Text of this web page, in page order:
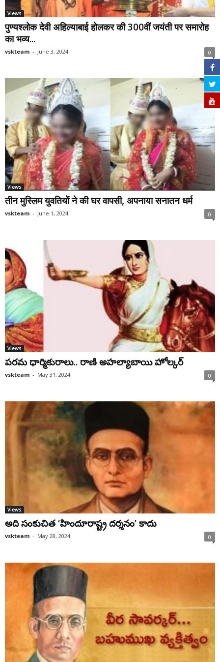
Views
पुण्यश्लोक देवी अहिल्याबाई होलकर की 300वीं जयंती पर समारोह
का भव्य...
vskteam - June 3, 2024 0
Views
तीन मुस्लिम युवतियों ने की घर वापसी, अपनाया सनातन धर्म
vskteam - June 1, 2024 0
Views
పరమ ధార్మికురాలు.. రాణి అహల్యాబాయి హోల్కర్
vskteam - May 31, 2024 0
Views
అది సంకుచిత ‘హిందూరాష్ట్ర దర్శనం’ కాదు
vskteam - May 28, 2024 0